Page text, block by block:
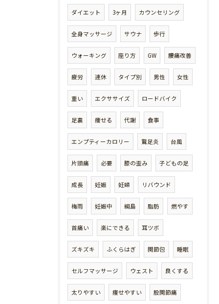
ダイエット 3ヶ月 カウンセリング
全身マッサージ サウナ 歩行
ウォーキング 座り方 GW 腰痛改善
疲労 連休 タイプ別 男性 女性
重い エクササイズ ロードバイク
足裏 痩せる 代謝 食事
エンプティーカロリー 鵞足炎 台風
片頭痛 必要 膝の歪み 子どもの足
成長 妊娠 妊婦 リバウンド
梅雨 妊娠中 綱島 脂肪 燃やす
首痛い 楽にできる 耳ツボ
ズキズキ ふくらはぎ 関節包 睡眠
セルフマッサージ ウェスト 良くする
太りやすい 痩せやすい 股関節痛